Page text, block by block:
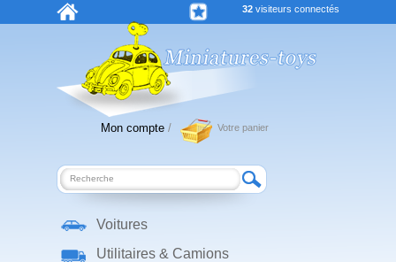
32 visiteurs connectés
Mon compte / Votre panier
Voitures
Utilitaires & Camions